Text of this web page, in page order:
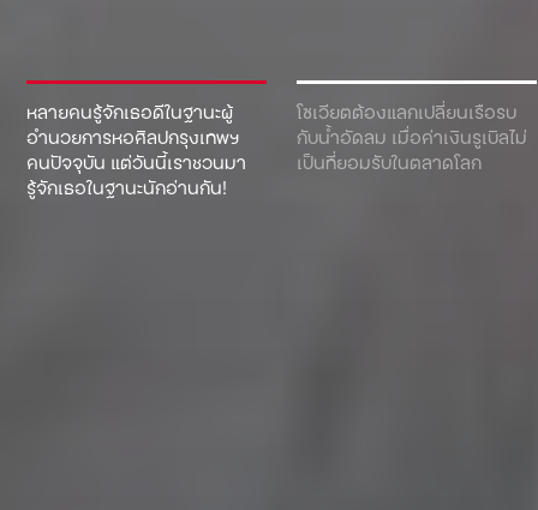
หลายคนรู้จักเธอดีในฐานะผู้
อำนวยการหอศิลปกรุงเทพฯ
คนปัจจุบัน แต่วันนี้เราชวนมา
รู้จักเธอในฐานะนักอ่านกัน!
โซเวียตต้องแลกเปลี่ยนเรือรบ
กับน้ำอัดลม เมื่อค่าเงินรูเบิลไม่
เป็นที่ยอมรับในตลาดโลก